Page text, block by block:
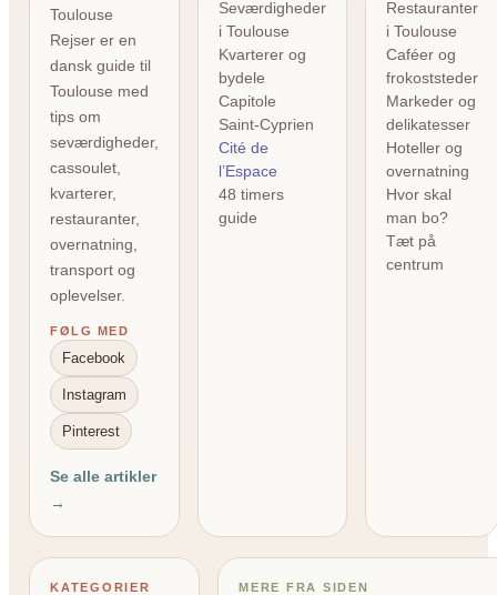
Toulouse
Rejser er en
dansk guide til
Toulouse med
tips om
seværdigheder,
cassoulet,
kvarterer,
restauranter,
overnatning,
transport og
oplevelser.
FØLG MED
Facebook
Instagram
Pinterest
Se alle artikler
→
Seværdigheder
i Toulouse
Kvarterer og
bydele
Capitole
Saint-Cyprien
Cité de
l’Espace
48 timers
guide
Restauranter
i Toulouse
Caféer og
frokoststeder
Markeder og
delikatesser
Hoteller og
overnatning
Hvor skal
man bo?
Tæt på
centrum
KATEGORIER MERE FRA SIDEN